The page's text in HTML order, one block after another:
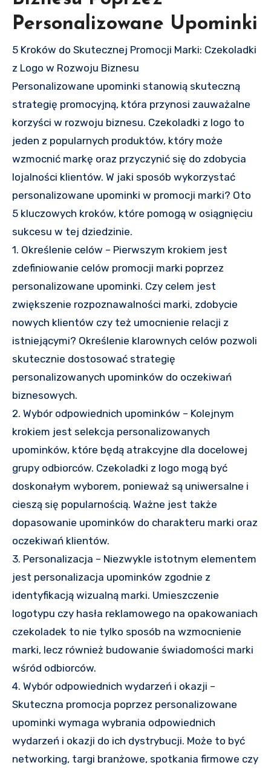
Personalizowane Upominki
5 Kroków do Skutecznej Promocji Marki: Czekoladki
z Logo w Rozwoju Biznesu
Personalizowane upominki stanowią skuteczną
strategię promocyjną, która przynosi zauważalne
korzyści w rozwoju biznesu. Czekoladki z logo to
jeden z popularnych produktów, który może
wzmocnić markę oraz przyczynić się do zdobycia
lojalności klientów. W jaki sposób wykorzystać
personalizowane upominki w promocji marki? Oto
5 kluczowych kroków, które pomogą w osiągnięciu
sukcesu w tej dziedzinie.
1. Określenie celów – Pierwszym krokiem jest
zdefiniowanie celów promocji marki poprzez
personalizowane upominki. Czy celem jest
zwiększenie rozpoznawalności marki, zdobycie
nowych klientów czy też umocnienie relacji z
istniejącymi? Określenie klarownych celów pozwoli
skutecznie dostosować strategię
personalizowanych upominków do oczekiwań
biznesowych.
2. Wybór odpowiednich upominków – Kolejnym
krokiem jest selekcja personalizowanych
upominków, które będą atrakcyjne dla docelowej
grupy odbiorców. Czekoladki z logo mogą być
doskonałym wyborem, ponieważ są uniwersalne i
cieszą się popularnością. Ważne jest także
dopasowanie upominków do charakteru marki oraz
oczekiwań klientów.
3. Personalizacja – Niezwykle istotnym elementem
jest personalizacja upominków zgodnie z
identyfikacją wizualną marki. Umieszczenie
logotypu czy hasła reklamowego na opakowaniach
czekoladek to nie tylko sposób na wzmocnienie
marki, lecz również budowanie świadomości marki
wśród odbiorców.
4. Wybór odpowiednich wydarzeń i okazji –
Skuteczna promocja poprzez personalizowane
upominki wymaga wybrania odpowiednich
wydarzeń i okazji do ich dystrybucji. Może to być
networking, targi branżowe, spotkania firmowe czy